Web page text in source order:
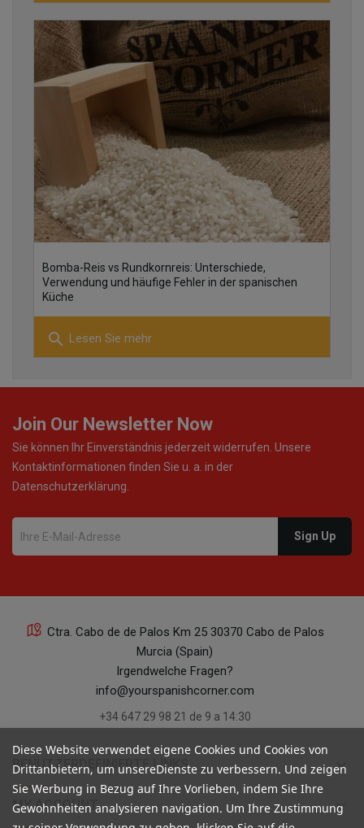
Bomba-Reis vs Rundkornreis: Unterschiede,
Verwendung und häufige Fehler in der spanischen
Küche
search Lesen Sie mehr
Join Our Newsletter Now
Sie können Ihr Einverständnis jederzeit widerrufen. Unsere
Kontaktinformationen finden Sie u. a. in der
Datenschutzerklärung.
Ctra. Cabo de de Palos Km 25 30370 Cabo de Palos
Murcia (Spain)
Irgendwelche Fragen?
info@yourspanishcorner.com
+34 647 29 98 21 de 9 a 14:30
BENUTZERDEFINIERTE LINKS keyboard_arrow_down
MY ACCOUNT keyboard_arrow_down
Diese Website verwendet eigene Cookies und Cookies von
Drittanbietern, um unsereDienste zu verbessern. Und zeigen
Sie Werbung in Bezug auf Ihre Vorlieben, indem Sie Ihre
Gewohnheiten analysieren navigation. Um Ihre Zustimmung